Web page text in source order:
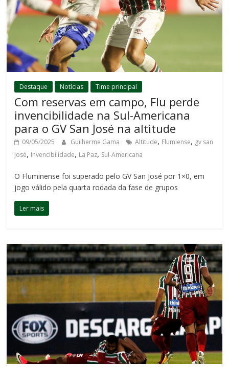
Destaque Notícias Time principal
Com reservas em campo, Flu perde
invencibilidade na Sul-Americana
para o GV San José na altitude
09/05/2025 Guilherme Gama Altitude, Flumiense, gv san
josé, Invencibilidade, La Paz, Sul-Americana
O Fluminense foi superado pelo GV San José por 1×0, em
jogo válido pela quarta rodada da fase de grupos
Ler mais